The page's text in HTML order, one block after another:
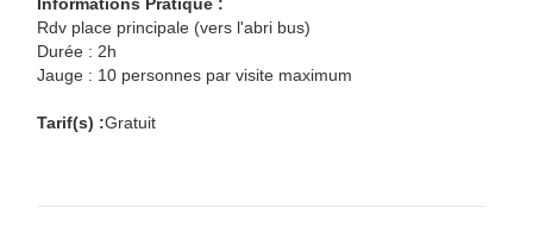
Rdv place principale (vers l'abri bus)
Durée : 2h
Jauge : 10 personnes par visite maximum
Tarif(s) :Gratuit